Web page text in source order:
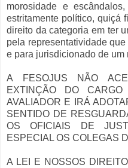
morosidade e
estritamente político, quiçá
direito da categoria em ter
pela representatividade
e para jurisdicionado de um
A FESOJUS NÃO
EXTINÇÃO DO
AVALIADOR E IRÁ
SENTIDO DE
OS OFICIAIS DE
ESPECIAL OS COLEGAS
A LEI E NOSSOS